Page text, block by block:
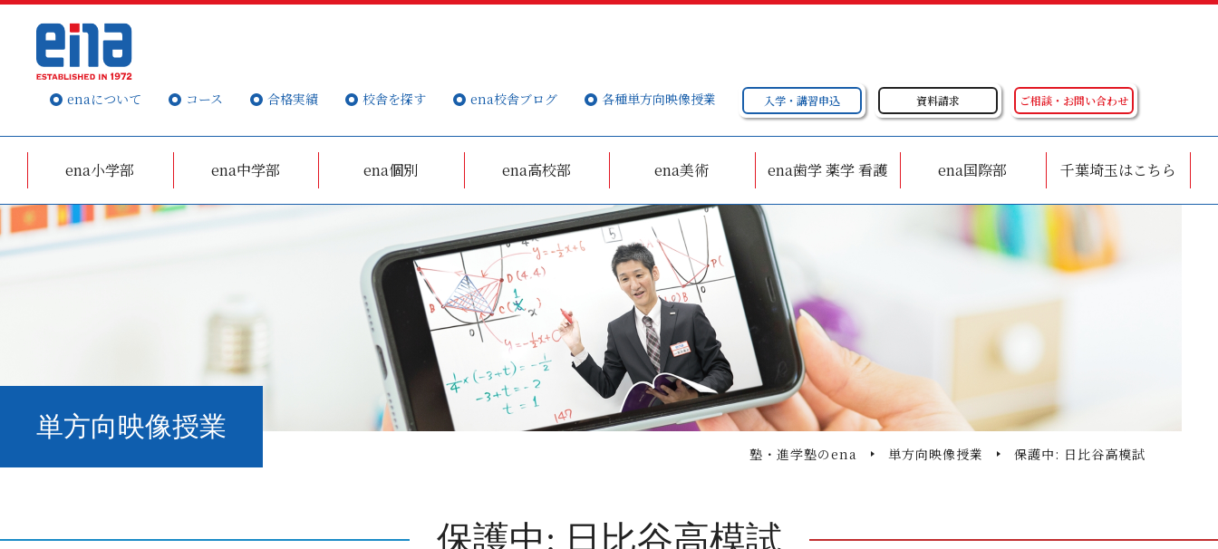
enaについて コース 合格実績 校舎を探す ena校舎ブログ 各種単方向映像授業 入学・講習申込 資料請求 ご相談・お問い合わせ
ena小学部 ena中学部 ena個別 ena高校部 ena美術 ena歯学 薬学 看護 ena国際部 千葉埼玉はこちら
単方向映像授業
塾・進学塾のena 単方向映像授業 保護中: 日比谷高模試
保護中: 日比谷高模試